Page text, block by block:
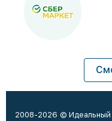
2008-2026 © Идеальный